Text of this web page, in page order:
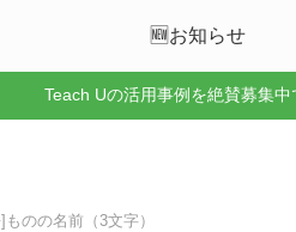
🆕お知らせ
Teach Uの活用事例を絶賛募集
のの名前（3文字）